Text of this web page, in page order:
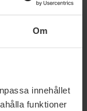
Om
innehållet
funktioner
ändamål.